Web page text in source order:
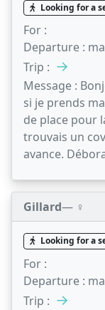
Looking for a
For :
Departure :
Trip : →
Message :
si je prends
de place pour
trouvais un
avance.
Gillard— ♀️
Looking for a
For :
Departure :
Trip : →